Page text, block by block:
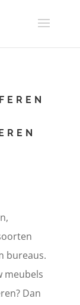
bureaus.
meubels
Dan